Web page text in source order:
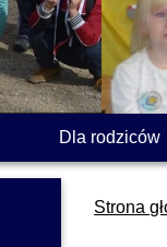
Dla rodziców
Strona